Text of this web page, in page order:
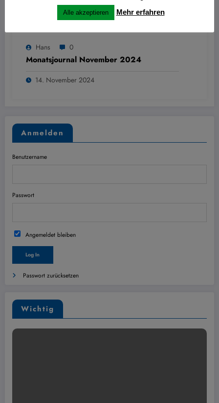
Hans 0
Monatsjournal November 2024
14. November 2024
Anmelden
Benutzername
Passwort
Angemeldet bleiben
Passwort zurücksetzen
Wichtig
Alle akzeptieren Mehr erfahren